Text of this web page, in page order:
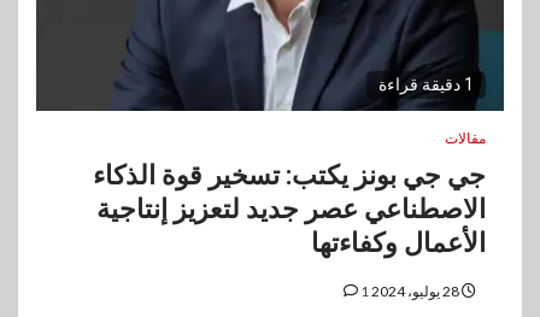
1 دقيقة قراءة
مقالات
جي جي بونز يكتب: تسخير قوة الذكاء
الاصطناعي عصر جديد لتعزيز إنتاجية
الأعمال وكفاءتها
1